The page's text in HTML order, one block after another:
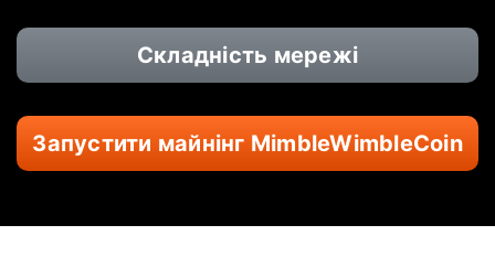
Складність мережі
Запустити майнінг MimbleWimbleCoin